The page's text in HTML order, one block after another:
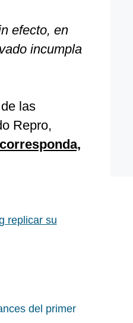
efecto, en
incumpla
las
Repro,
replicar su
del primer